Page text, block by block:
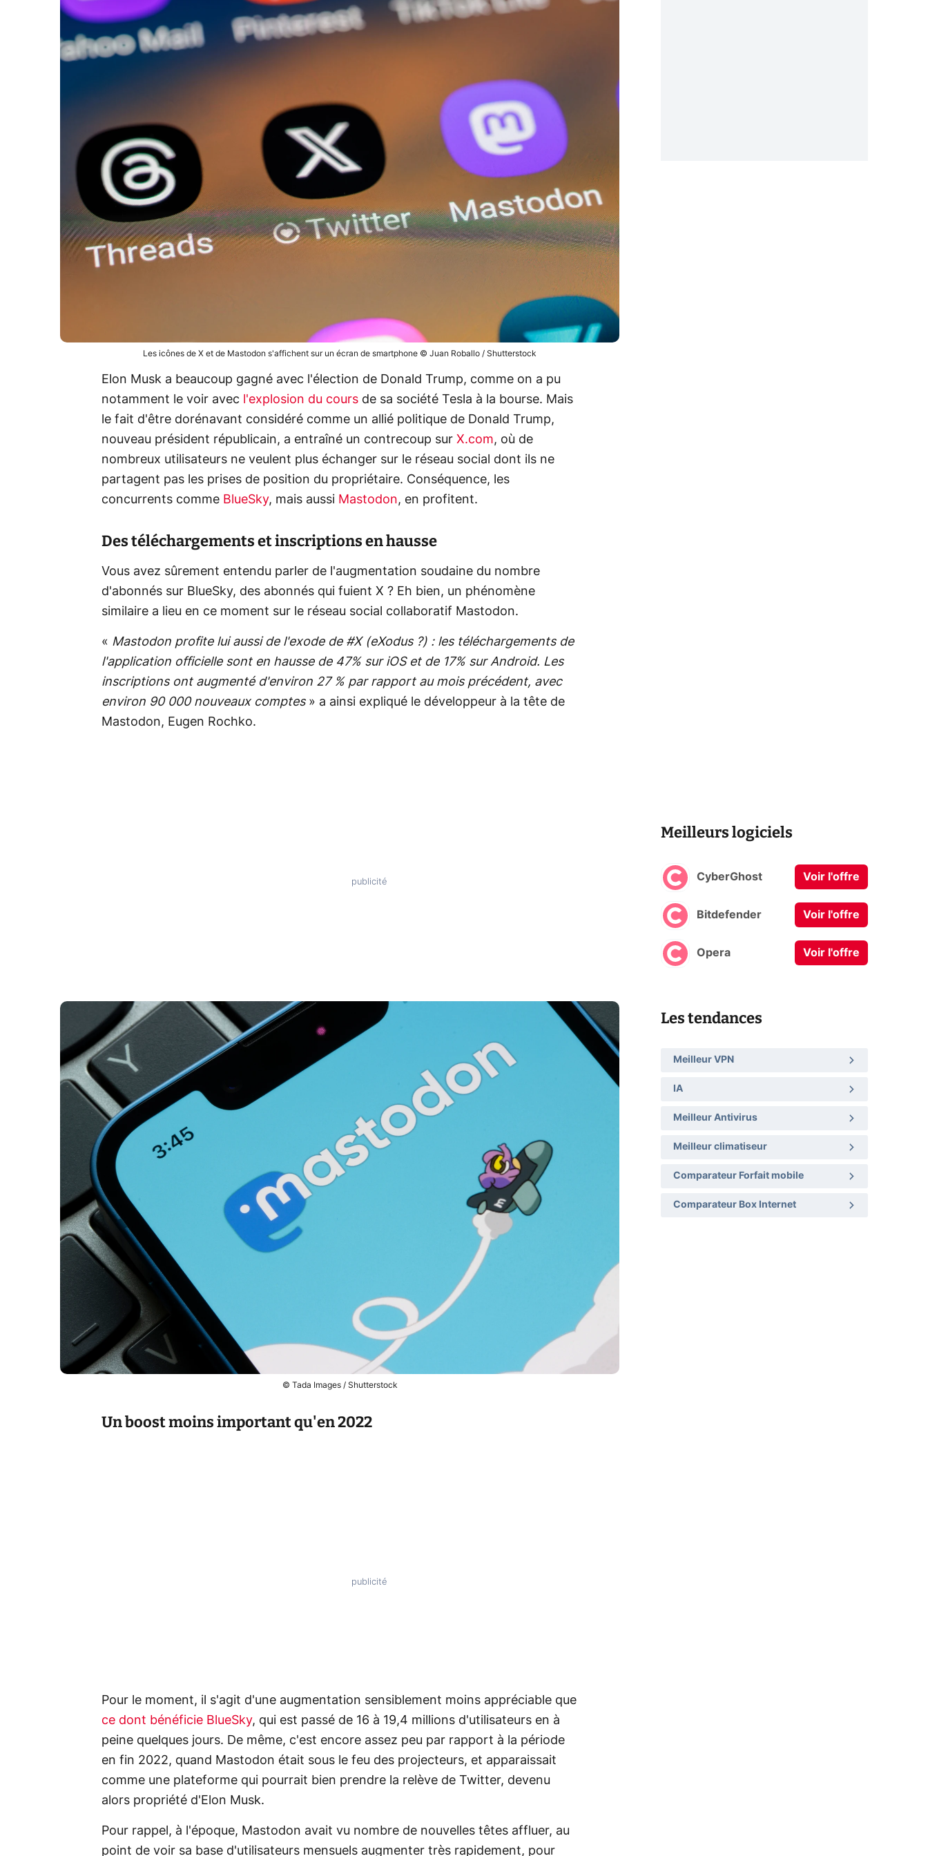
Les icônes de X et de Mastodon s'affichent sur un écran de smartphone © Juan Roballo / Shutterstock
Elon Musk a beaucoup gagné avec l'élection de Donald Trump, comme on a pu
notamment le voir avec
l'explosion du cours de sa société Tesla à la bourse. Mais
le fait d'être dorénavant considéré comme un allié politique de Donald Trump,
nouveau président républicain, a entraîné un contrecoup sur X.com, où de
nombreux utilisateurs ne veulent plus échanger sur le réseau social dont ils ne
partagent pas les prises de position du propriétaire. Conséquence, les
concurrents comme BlueSky, mais aussi Mastodon, en profitent.
Des téléchargements et inscriptions en hausse
Vous avez sûrement entendu parler de l'augmentation soudaine du nombre
d'abonnés sur BlueSky, des abonnés qui fuient X ? Eh bien, un phénomène
similaire a lieu en ce moment sur le réseau social collaboratif Mastodon.
« Mastodon profite lui aussi de l'exode de #X (eXodus ?) : les téléchargements de
l'application officielle sont en hausse de 47% sur iOS et de 17% sur Android. Les
inscriptions ont augmenté d'environ 27 % par rapport au mois précédent, avec
environ 90 000 nouveaux comptes» a ainsi expliqué le développeur à la tête de
Mastodon, Eugen Rochko.
© Tada Images / Shutterstock
Un boost moins important qu'en 2022
Pour le moment, il s'agit d'une augmentation sensiblement moins appréciable que
ce dont bénéficie BlueSky, qui est passé de 16 à 19,4 millions d'utilisateurs en à
peine quelques jours. De même, c'est encore assez peu par rapport à la période
en fin 2022, quand Mastodon était sous le feu des projecteurs, et apparaissait
comme une plateforme qui pourrait bien prendre la relève de Twitter, devenu
alors propriété d'Elon Musk.
Pour rappel, à l'époque, Mastodon avait vu nombre de nouvelles têtes affluer, au
point de voir sa base d'utilisateurs mensuels augmenter très rapidement, pour
Meilleurs logiciels
CyberGhost Voir l'offre
Bitdefender Voir l'offre
Opera Voir l'offre
Les tendances
Meilleur VPN
IA
Meilleur Antivirus
Meilleur climatiseur
Comparateur Forfait mobile
Comparateur Box Internet